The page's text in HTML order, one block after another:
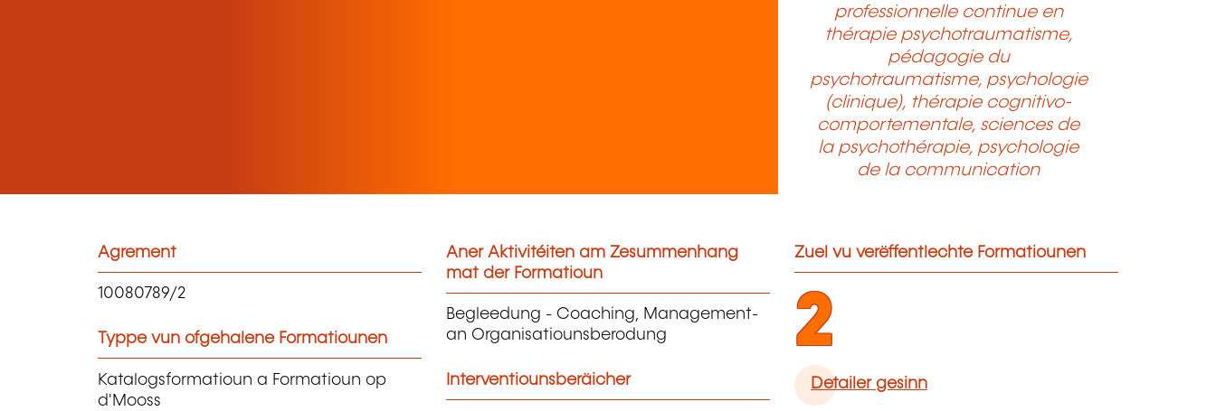
professionnelle continue en
thérapie psychotraumatisme,
pédagogie du
psychotraumatisme, psychologie
(clinique), thérapie cognitivo-
comportementale, sciences de
la psychothérapie, psychologie
de la communication
Agrement
10080789/2
Typpe vun ofgehalene Formatiounen
Katalogsformatioun a Formatioun op
d'Mooss
Aner Aktivitéiten am Zesummenhang
mat der Formatioun
Begleedung - Coaching, Management-
an Organisatiounsberodung
Interventiounsberäicher
Zuel vu verëffentlechte Formatiounen
2
Detailer gesinn